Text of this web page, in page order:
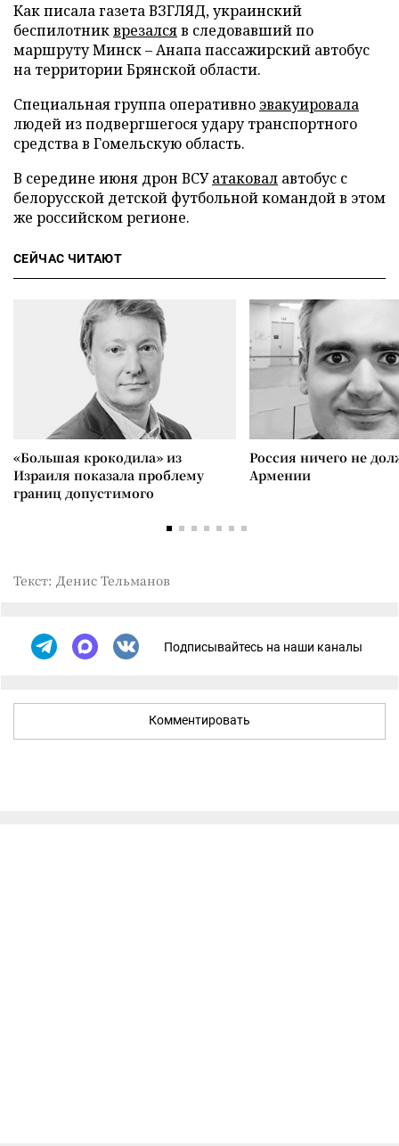
Как писала газета ВЗГЛЯД, украинский
беспилотникврезалсяв следовавший по
маршруту Минск – Анапа пассажирский автобус
на территории Брянской области.
Специальная группа оперативно эвакуировала
людей из подвергшегося удару транспортного
средства в Гомельскую область.
В середине июня дрон ВСУатаковал автобус с
белорусской детской футбольной командой в этом
же российском регионе.
СЕЙЧАС ЧИТАЮТ
«Большая крокодила» из
Израиля показала проблему
границ допустимого
Россия ничего не
Армении
Текст: Денис Тельманов
Подписывайтесь на наши каналы
Комментировать